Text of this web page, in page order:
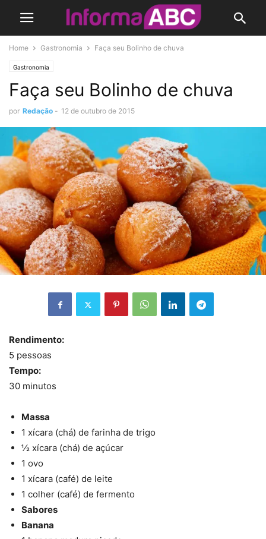
Home Gastronomia Faça seu Bolinho de chuva
Gastronomia
Faça seu Bolinho de chuva
por Redação - 12 de outubro de 2015
Rendimento:
5 pessoas
Tempo:
30 minutos
Massa
1 xícara (chá) de farinha de trigo
½ xícara (chá) de açúcar
1 ovo
1 xícara (café) de leite
1 colher (café) de fermento
Sabores
Banana